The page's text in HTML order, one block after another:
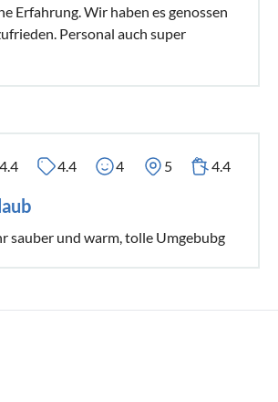
Erfahrung. Wir haben es genossen
Personal auch super
4.4 4.4 4 5 4.4
sauber und warm, tolle Umgebubg